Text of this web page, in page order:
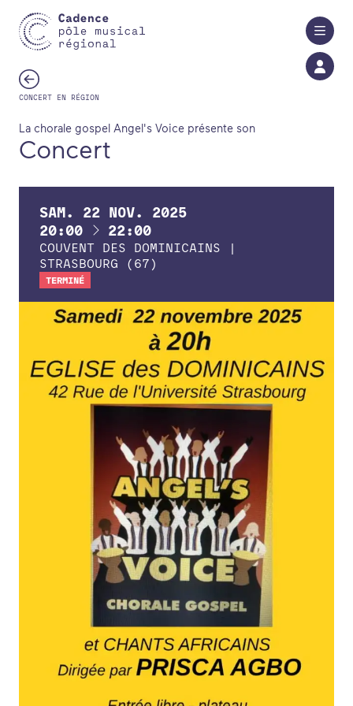
CONCERT EN RÉGION
La chorale gospel Angel's Voice présente son
Concert
SAM. 22 NOV.
2025
20:00
À 22:00
COUVENT DES DOMINICAINS |
STRASBOURG (67)
TERMINÉ
FORMATIONS
ATELIERS
RENCONTRES
ACCOMPAGNEMENT